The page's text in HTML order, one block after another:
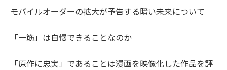
モバイルオーダーの拡大が予告する暗い未来について
「一筋」は自慢できることなのか
「原作に忠実」であることは漫画を映像化した作品を評